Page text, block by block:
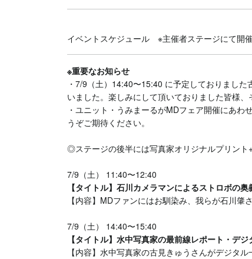
イベントスケジュール ※主催者ステージにて開
※重要なお知らせ
・7/9（土）14:40〜15:40 に予定しておりまし
いました。楽しみにして頂いておりました皆様
・ユニット・うみまーるがMDフェア開催にあ
うぞご期待ください。
◎ステージの後半には写真家オリジナルプリント
7/9（土） 11:40〜12:40
【タイトル】石川カメラマンによるストロボの奥
【内容】MDファンにはお馴染み、我らが石川
7/9（土） 14:40〜15:40
【タイトル】水中写真家の最前線レポート・デ
【内容】水中写真家の古見きゅうさんがデジタ